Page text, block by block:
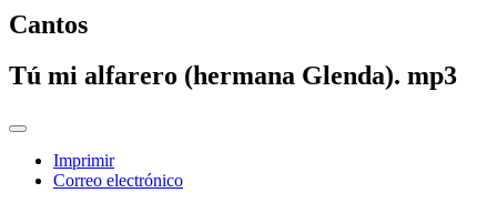
Cantos
Tú mi alfarero (hermana Glenda). mp3
Imprimir
Correo electrónico